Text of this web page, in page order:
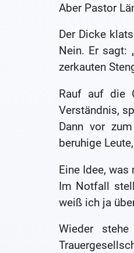
Aber Pastor
Der Dicke
Nein. Er sagt:
zerkauten
Rauf auf die
Verständnis,
Dann vor
beruhige
Eine Idee,
Im Notfall
weiß ich ja
Wieder